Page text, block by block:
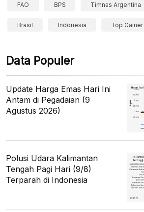
FAO BPS Timnas Argentina
Brasil Indonesia Top Gainer
Data Populer
Update Harga Emas Hari Ini
Antam di Pegadaian (9
Agustus 2026)
Polusi Udara Kalimantan
Tengah Pagi Hari (9/8)
Terparah di Indonesia